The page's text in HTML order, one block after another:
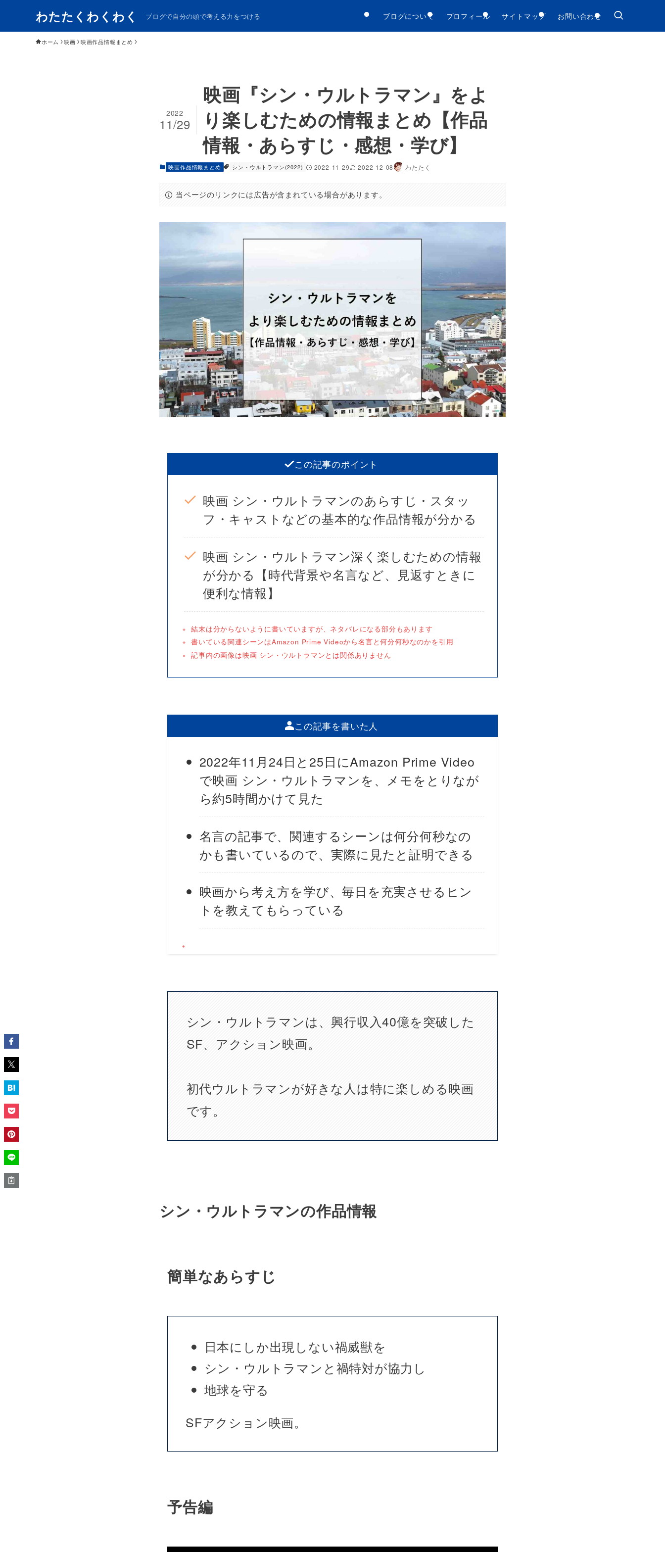
わたたくわくわく ブログで自分の頭で考える力をつける ブログについて プロフィール サイトマップ お問い合わせ
ホーム 映画 映画作品情報まとめ
映画『シン・ウルトラマン』をよ
り楽しむための情報まとめ【作品
情報・あらすじ・感想・学び】
2022
11/29
映画作品情報まとめ シン・ウルトラマン(2022) 2022-11-29 2022-12-08 わたたく
当ページのリンクには広告が含まれている場合があります。
この記事のポイント
映画 シン・ウルトラマンのあらすじ・スタッ
フ・キャストなどの基本的な作品情報が分かる
映画 シン・ウルトラマン深く楽しむための情報
が分かる【時代背景や名言など、見返すときに
便利な情報】
結末は分からないように書いていますが、ネタバレになる部分もあります
書いている関連シーンはAmazon Prime Videoから名言と何分何秒なのかを引用
記事内の画像は映画 シン・ウルトラマンとは関係ありません
この記事を書いた人
2022年11月24日と25日にAmazon Prime Video
で映画 シン・ウルトラマンを、メモをとりなが
ら約5時間かけて見た
名言の記事で、関連するシーンは何分何秒なの
かも書いているので、実際に見たと証明できる
映画から考え方を学び、毎日を充実させるヒン
トを教えてもらっている
シン・ウルトラマンは、興行収入40億を突破した
SF、アクション映画。
初代ウルトラマンが好きな人は特に楽しめる映画
です。
シン・ウルトラマンの作品情報
簡単なあらすじ
日本にしか出現しない禍威獣を
シン・ウルトラマンと禍特対が協力し
地球を守る
SFアクション映画。
予告編